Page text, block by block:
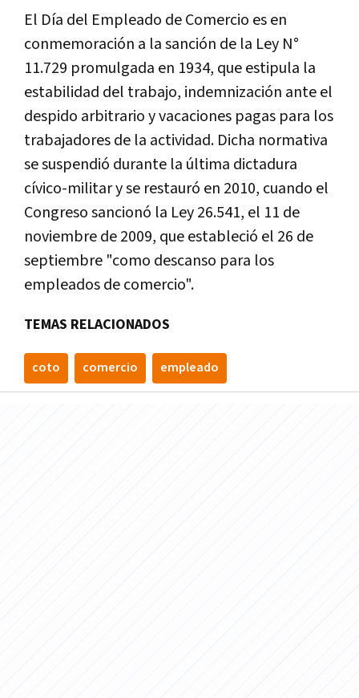
El Día del Empleado de Comercio es en
conmemoración a la sanción de la Ley N°
11.729 promulgada en 1934, que estipula la
estabilidad del trabajo, indemnización ante el
despido arbitrario y vacaciones pagas para los
trabajadores de la actividad. Dicha normativa
se suspendió durante la última dictadura
cívico-militar y se restauró en 2010, cuando el
Congreso sancionó la Ley 26.541, el 11 de
noviembre de 2009, que estableció el 26 de
septiembre "como descanso para los
empleados de comercio".
TEMAS RELACIONADOS
coto comercio empleado